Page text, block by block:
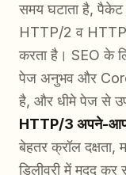
समय घटाता है,
HTTP/2 व
करता है। SEO के
पेज अनुभव और
है, और धीमे पेज से
HTTP/3 अपने-आप
बेहतर क्रॉल दक्षता,
डिलीवरी में मदद